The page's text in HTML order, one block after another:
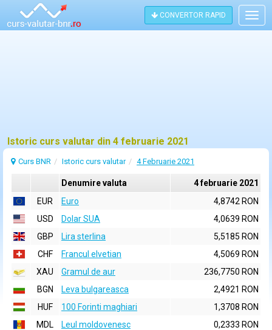
CONVERTOR RAPID
Istoric curs valutar din 4 februarie 2021
Curs BNR Istoric curs valutar 4 Februarie 2021
Denumire valuta
4 februarie 2021
EUR
Euro
4,8742 RON
USD
Dolar SUA
4,0639 RON
GBP
Lira sterlina
5,5185 RON
CHF
Francul elvetian
4,5069 RON
XAU
Gramul de aur
236,7750 RON
BGN
Leva bulgareasca
2,4921 RON
HUF
100 Forinti maghiari
1,3708 RON
MDL
Leul moldovenesc
0,2333 RON